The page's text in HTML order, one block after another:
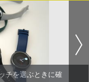
チを選ぶときに確